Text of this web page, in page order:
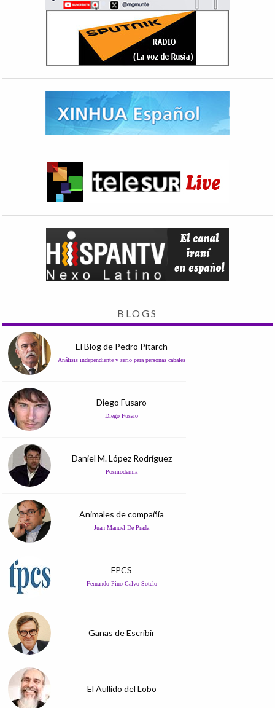
BLOGS
El Blog de Pedro Pitarch
Análisis independiente y serio para personas cabales
Diego Fusaro
Diego Fusaro
Daniel M. López Rodríguez
Posmodernia
Animales de compañía
Juan Manuel De Prada
FPCS
Fernando Pino Calvo Sotelo
Ganas de Escribir
El Aullido del Lobo